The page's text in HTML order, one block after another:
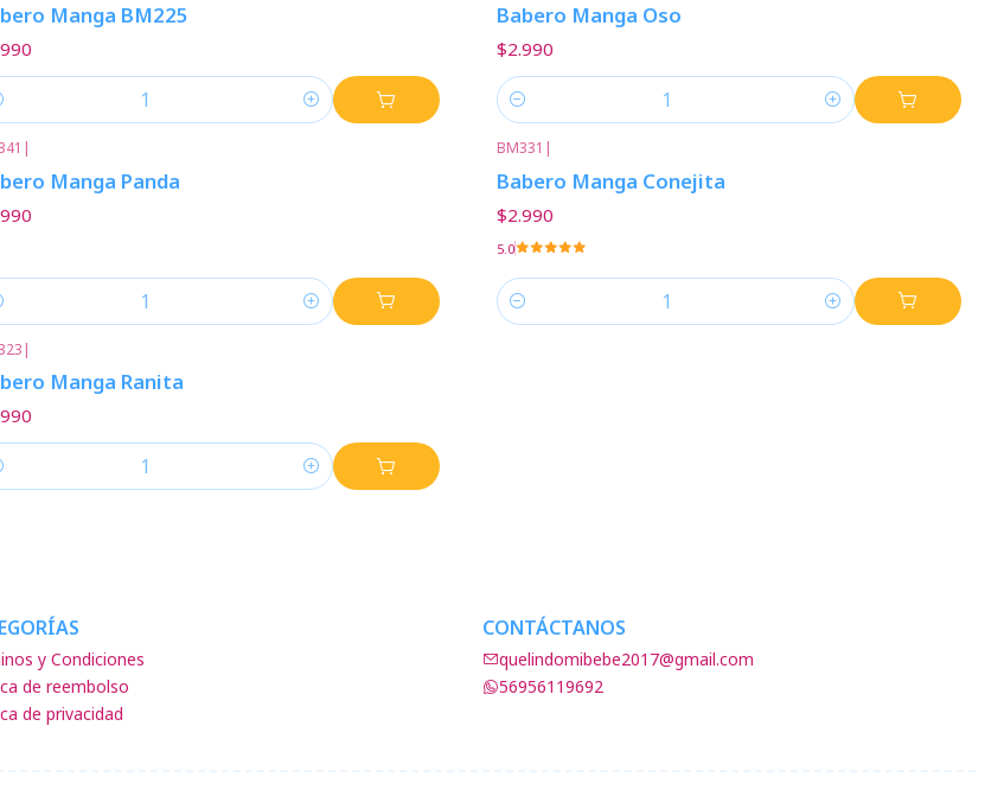
Manga BM225 Babero Manga Oso
$2.990
Cantidad
|
Manga Panda
BM331 |
Babero Manga Conejita
$2.990
5.0
Cantidad
|
Manga Ranita
y Condiciones
de reembolso
de privacidad
CONTÁCTANOS
quelindomibebe2017@gmail.com
56956119692